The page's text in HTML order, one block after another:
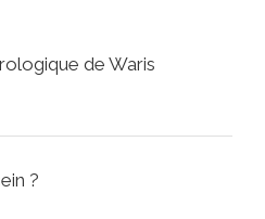
de Waris
?